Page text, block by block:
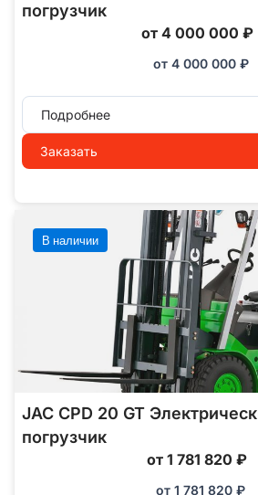
погрузчик
от 4 000 000 ₽
от 4 000 000 ₽
Подробнее
Заказать
В наличии
JAC CPD 20 GT
погрузчик
от 1 781 820 ₽
от 1 781 820 ₽